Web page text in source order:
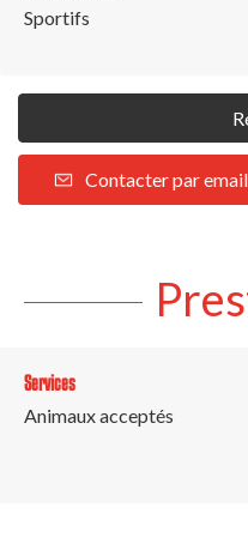
Sportifs
Contacter par email
Services
Animaux acceptés